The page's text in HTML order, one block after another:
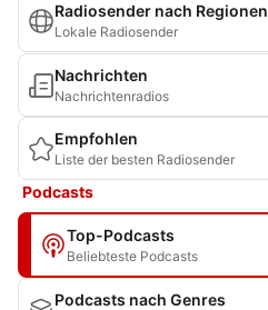
Radiosender nach Regionen
Lokale Radiosender
Nachrichten
Nachrichtenradios
Empfohlen
Liste der besten Radiosender
Podcasts
Top-Podcasts
Beliebteste Podcasts
Podcasts nach Genres